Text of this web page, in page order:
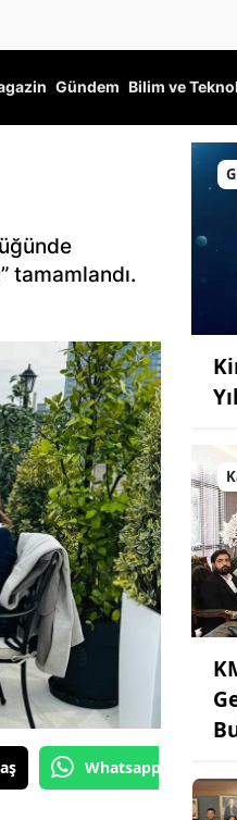
Gündem Bilim ve
tamamlandı.
Whatsapp'tan